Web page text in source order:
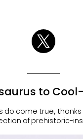
to
do come true, thanks
of prehistoric-